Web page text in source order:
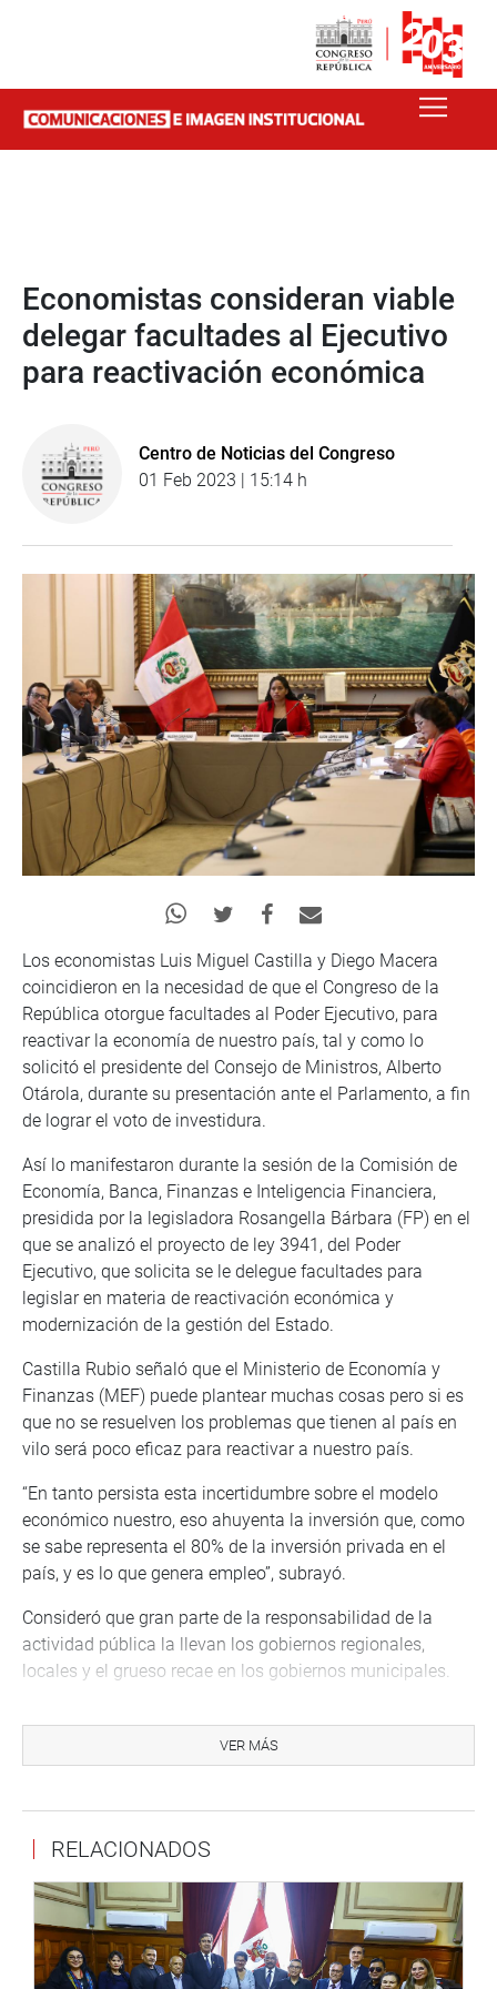
Economistas consideran viable
delegar facultades al Ejecutivo
para reactivación económica
Centro de Noticias del Congreso
01 Feb 2023 | 15:14 h
Los economistas Luis Miguel Castilla y Diego Macera
coincidieron en la necesidad de que el Congreso de la
República otorgue facultades al Poder Ejecutivo, para
reactivar la economía de nuestro país, tal y como lo
solicitó el presidente del Consejo de Ministros, Alberto
Otárola, durante su presentación ante el Parlamento, a fin
de lograr el voto de investidura.
Así lo manifestaron durante la sesión de la Comisión de
Economía, Banca, Finanzas e Inteligencia Financiera,
presidida por la legisladora Rosangella Bárbara (FP) en el
que se analizó el proyecto de ley 3941, del Poder
Ejecutivo, que solicita se le delegue facultades para
legislar en materia de reactivación económica y
modernización de la gestión del Estado.
Castilla Rubio señaló que el Ministerio de Economía y
Finanzas (MEF) puede plantear muchas cosas pero si es
que no se resuelven los problemas que tienen al país en
vilo será poco eficaz para reactivar a nuestro país.
“En tanto persista esta incertidumbre sobre el modelo
económico nuestro, eso ahuyenta la inversión que, como
se sabe representa el 80% de la inversión privada en el
país, y es lo que genera empleo”, subrayó.
Consideró que gran parte de la responsabilidad de la
actividad pública la llevan los gobiernos regionales,
locales y el grueso recae en los gobiernos municipales.
manifestó que la fórmula planteada está dirigida a un
problema más estructural, a un crecimiento a largo plazo.
Mencionó que desde el año pasado y la actual gestión del
MEF, se ha llevado a cabo el Plan Impulsa Perú y
actualmente Punche Perú que son esfuerzos del gobierno
nacional para mitigar este escenario de estancamiento
motivado por un deterioro de los riesgos externos y
recientemente por esta conflictividad y violencia social
VER MÁS
RELACIONADOS